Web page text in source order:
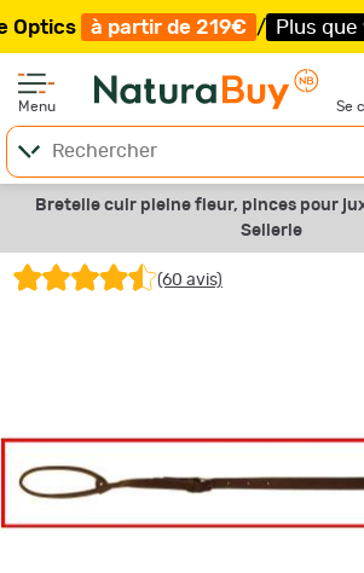
à partir de 219€ / Plus que 98
Menu Se
Bretelle cuir pleine fleur, pinces pour
Sellerie
(60 avis)